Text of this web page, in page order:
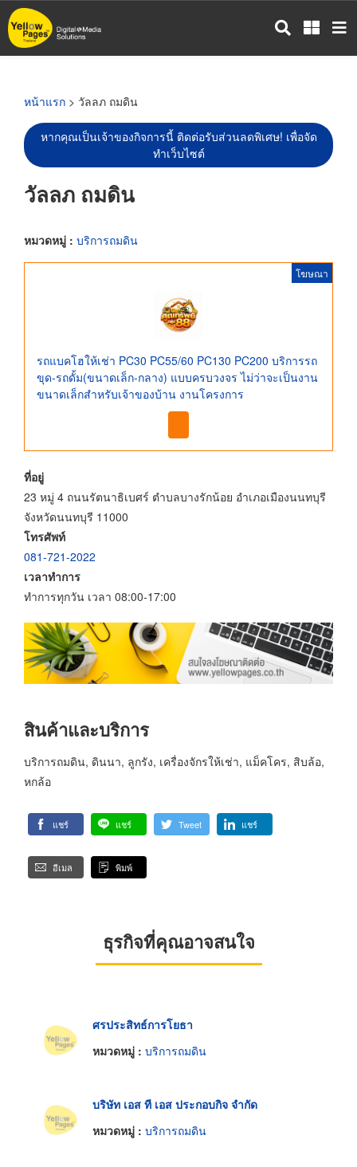
ข้าม
ไป
หน้าแรก > วัลลภ ถมดิน
หากคุณเป็นเจ้าของกิจการนี้ ติดต่อรับส่วนลดพิเศษ! เพื่อจัด
ทำเว็บไซต์
วัลลภ ถมดิน
หมวดหมู่ : บริการถมดิน
โฆษณา
รถแบคโฮให้เช่า PC30 PC55/60 PC130 PC200 บริการรถ
ขุด-รถดั้ม(ขนาดเล็ก-กลาง) แบบครบวงจร ไม่ว่าจะเป็นงาน
ขนาดเล็กสำหรับเจ้าของบ้าน งานโครงการ
ที่อยู่
23 หมู่ 4 ถนนรัตนาธิเบศร์ ตำบลบางรักน้อย อำเภอเมืองนนทบุรี
จังหวัดนนทบุรี 11000
โทรศัพท์
081-721-2022
เวลาทำการ
ทำการทุกวัน เวลา 08:00-17:00
สินค้าและบริการ
บริการถมดิน, ดินนา, ลูกรัง, เครื่องจักรให้เช่า, แม็คโคร, สิบล้อ,
หกล้อ
แชร์ แชร์ Tweet แชร์
อีเมล พิมพ์
ธุรกิจที่คุณอาจสนใจ
ศรประสิทธ์การโยธา
หมวดหมู่ : บริการถมดิน
บริษัท เอส ที เอส ประกอบกิจ จำกัด
หมวดหมู่ : บริการถมดิน